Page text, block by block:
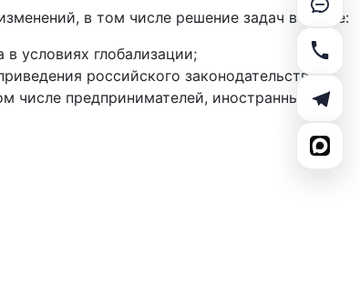
в том числе решение задач в сфере:
условиях глобализации;
российского законодательства в
предпринимателей, иностранных